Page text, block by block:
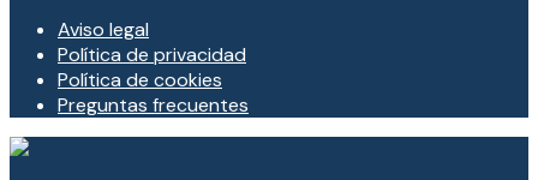
Aviso legal
Política de privacidad
Política de cookies
Preguntas frecuentes